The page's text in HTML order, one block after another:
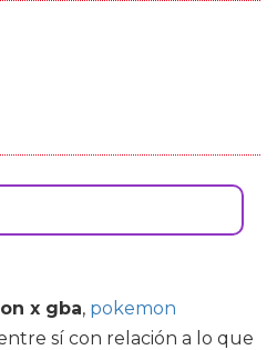
x gba, pokemon
sí con relación a lo que